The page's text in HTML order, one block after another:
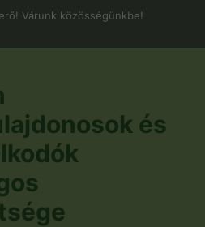
Várunk közösségünkbe!
és